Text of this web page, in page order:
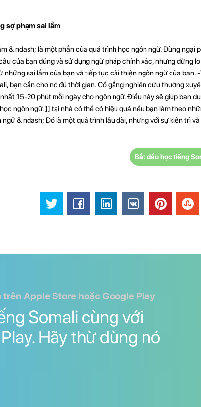
sợ phạm sai lầm
& ndash; là một phần của quá trình học ngôn ngữ. Đừng ngại
của bạn đúng và sử dụng ngữ pháp chính xác, nhưng đừng
những sai lầm của bạn và tiếp tục cải thiện ngôn ngữ của
bạn cần cho nó đủ thời gian. Cố gắng nghiên cứu thường
15-20 phút mỗi ngày cho ngôn ngữ. Điều này sẽ giúp bạn
ngôn ngữ. ]] tại nhà có thể có hiệu quả nếu bạn làm theo
ngữ & ndash; Đó là một quá trình lâu dài, nhưng với sự kiên trì
Bắt đầu học tiếng
trên Apple Store hoặc Google Play
Somali cùng với
Hãy thừ dùng nó